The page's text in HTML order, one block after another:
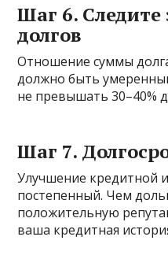
Шаг 6. Следите
долгов
Отношение суммы
должно быть
не превышать 30–40%
Шаг 7.
Улучшение кредитной
постепенный. Чем
положительную
ваша кредитная